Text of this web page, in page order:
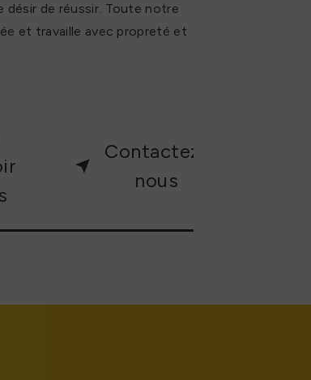
désir de réussir. Toute notre
et travaille avec propreté et
Contactez-
nous